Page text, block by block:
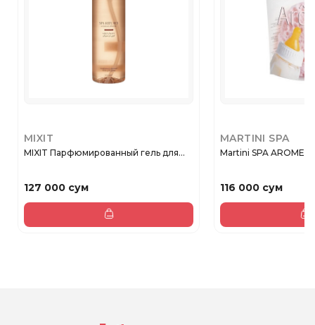
MIXIT
MIXIT Парфюмированный гель для...
127 000 сум
MARTINI SPA
Martini SPA AROME
116 000 сум